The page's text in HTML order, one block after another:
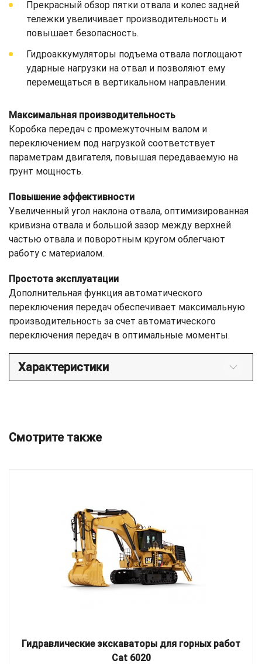
Прекрасный обзор пятки отвала и колес задней
тележки увеличивает производительность и
повышает безопасность.
Гидроаккумуляторы подъема отвала поглощают
ударные нагрузки на отвал и позволяют ему
перемещаться в вертикальном направлении.
Максимальная производительность
Коробка передач с промежуточным валом и
переключением под нагрузкой соответствует
параметрам двигателя, повышая передаваемую на
грунт мощность.
Повышение эффективности
Увеличенный угол наклона отвала, оптимизированная
кривизна отвала и большой зазор между верхней
частью отвала и поворотным кругом облегчают
работу с материалом.
Простота эксплуатации
Дополнительная функция автоматического
переключения передач обеспечивает максимальную
производительность за счет автоматического
переключения передач в оптимальные моменты.
Характеристики
Смотрите также
Гидравлические экскаваторы для горных работ
Cat 6020